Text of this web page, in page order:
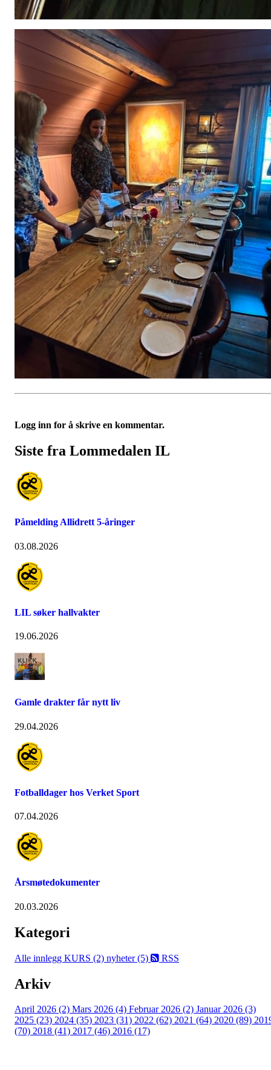
Logg inn for å skrive en kommentar.
Siste fra Lommedalen IL
Påmelding Allidrett 5-åringer
03.08.2026
LIL søker hallvakter
19.06.2026
Gamle drakter får nytt liv
29.04.2026
Fotballdager hos Verket Sport
07.04.2026
Årsmøtedokumenter
20.03.2026
Kategori
Alle innlegg KURS (2) nyheter (5) RSS
Arkiv
April 2026 (2) Mars 2026 (4) Februar 2026 (2) Januar 2026 (3)
2025 (23) 2024 (35) 2023 (31) 2022 (62) 2021 (64) 2020 (89)
(70) 2018 (41) 2017 (46) 2016 (17)